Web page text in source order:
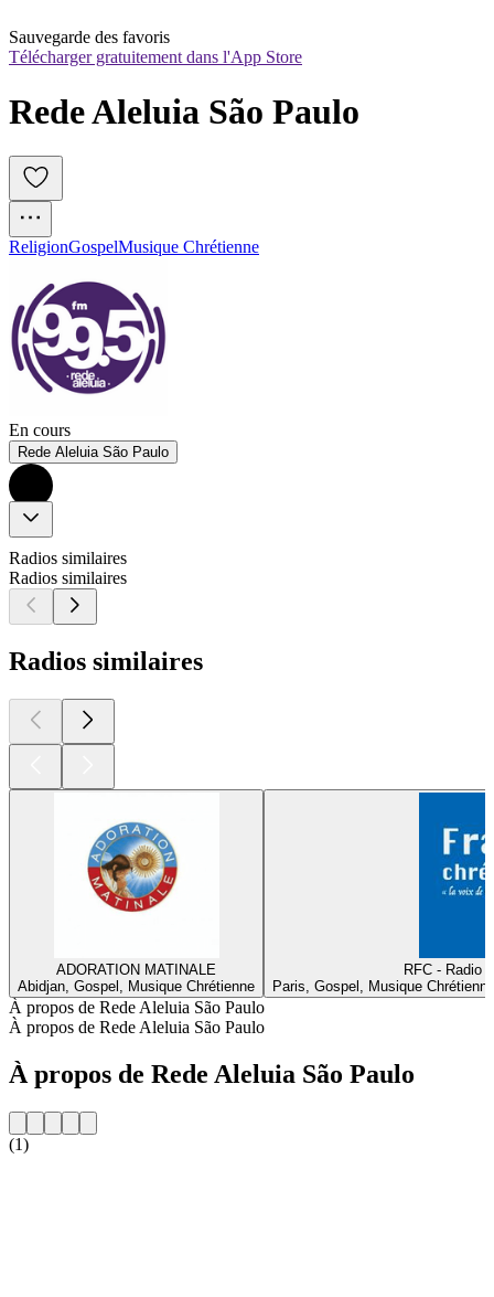
Sauvegarde des favoris
Télécharger gratuitement dans l'App Store
Rede Aleluia São Paulo
ReligionGospelMusique Chrétienne
En cours
Rede Aleluia São Paulo
Radios similaires
Radios similaires
Radios similaires
ADORATION MATINALE
Abidjan, Gospel, Musique Chrétienne
RFC - Radio
Paris, Gospel, Musique
À propos de Rede Aleluia São Paulo
À propos de Rede Aleluia São Paulo
À propos de Rede Aleluia São Paulo
(1)